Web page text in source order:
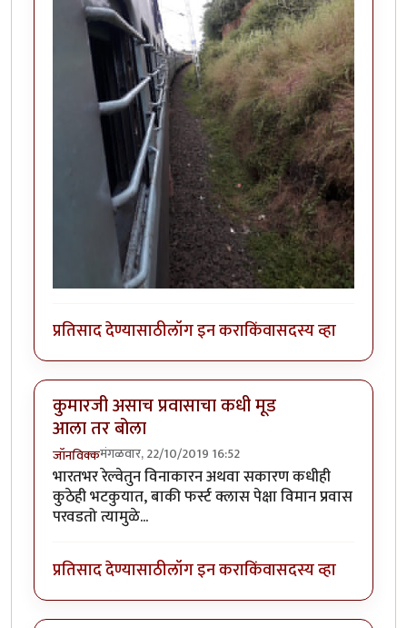
प्रतिसाद देण्यासाठीलॉग इन कराकिंवासदस्य व्हा
कुमारजी असाच प्रवासाचा कधी मूड
आला तर बोला
जॉनविक्कमंगळवार, 22/10/2019 16:52
भारतभर रेल्वेतुन विनाकारन अथवा सकारण कधीही
कुठेही भटकुयात, बाकी फर्स्ट क्लास पेक्षा विमान प्रवास
परवडतो त्यामुळे...
प्रतिसाद देण्यासाठीलॉग इन कराकिंवासदस्य व्हा